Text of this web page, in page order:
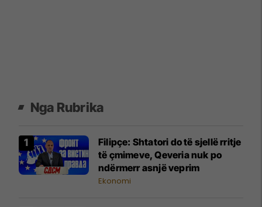
Nga Rubrika
Filipçe: Shtatori do të sjellë rritje
të çmimeve, Qeveria nuk po
ndërmerr asnjë veprim
Ekonomi